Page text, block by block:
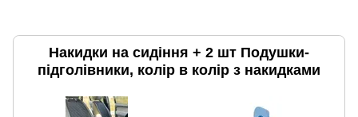
Накидки на сидіння + 2 шт Подушки-
підголівники, колір в колір з накидками